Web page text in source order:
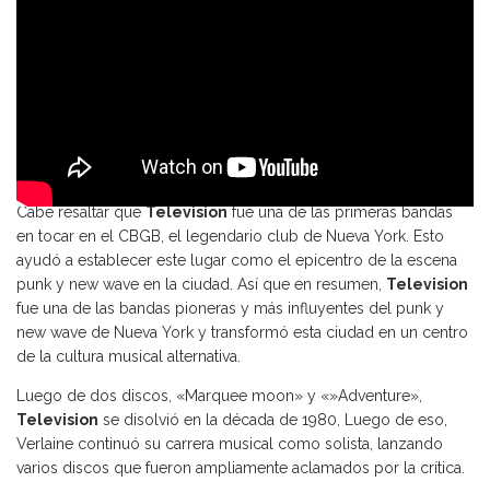
Cabe resaltar queTelevisionfue una de las primeras bandas
en tocar en el CBGB, el legendario club de Nueva York. Esto
ayudó a establecer este lugar como el epicentro de la escena
punk y new wave en la ciudad. Así que en resumen, Television
fue una de las bandas pioneras y más influyentes del punk y
new wave de Nueva York y transformó esta ciudad en un centro
de la cultura musical alternativa.
Luego de dos discos, «Marquee moon» y «»Adventure»,
Television se disolvió en la década de 1980, Luego de eso,
Verlaine continuó su carrera musical como solista, lanzando
varios discos que fueron ampliamente aclamados por la crítica.